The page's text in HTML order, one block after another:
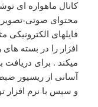
کانال ماهواره ای
محتوای صوتی-
فایلهای الکترونیکی
افزار را در بسته
میکند . برای دریافت
آسانی از ریسیور
و سپس با نرم افزار